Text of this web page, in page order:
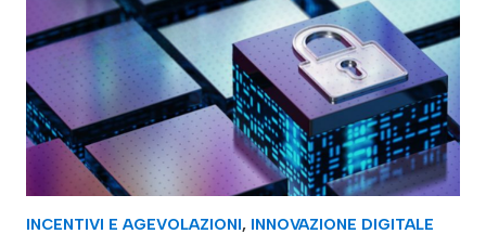
INCENTIVI E AGEVOLAZIONI, INNOVAZIONE DIGITALE